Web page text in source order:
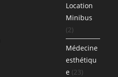
Location
Minibus
(2)
Médecine
esthétiqu
e (23)